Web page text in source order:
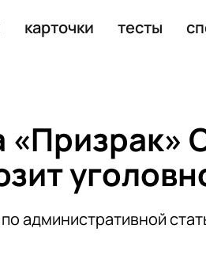
карточки тесты
«Призрак»
административной